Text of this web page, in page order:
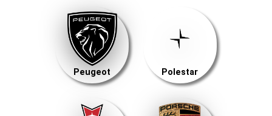
Peugeot Polestar